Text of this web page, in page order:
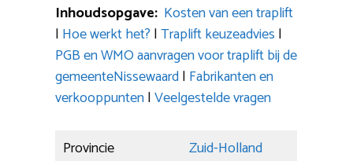
Inhoudsopgave: Kosten van een traplift
| Hoe werkt het? |Traplift keuzeadvies |
PGB en WMO aanvragen voor traplift bij de
gemeenteNissewaard| Fabrikanten en
verkooppunten|Veelgestelde vragen
Provincie
Zuid-Holland